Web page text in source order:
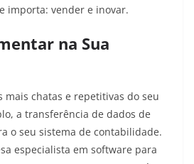
importa: vender e inovar.
na Sua
mais chatas e repetitivas do seu
a transferência de dados de
o seu sistema de contabilidade.
especialista em software para